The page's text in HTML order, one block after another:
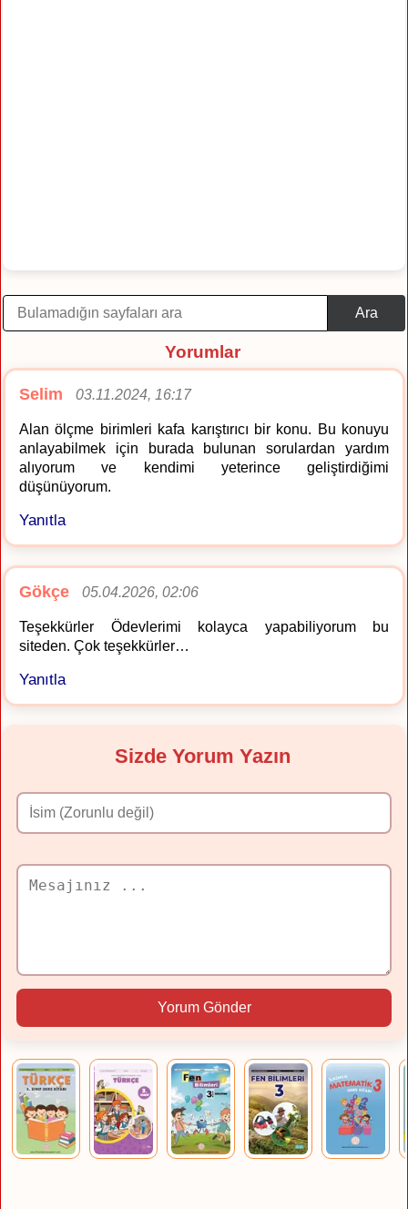
Ara
Yorumlar
Selim 03.11.2024, 16:17
Alan ölçme birimleri kafa karıştırıcı bir konu. Bu konuyu
anlayabilmek için burada bulunan sorulardan yardım
alıyorum ve kendimi yeterince geliştirdiğimi
düşünüyorum.
Yanıtla
Gökçe 05.04.2026, 02:06
Teşekkürler Ödevlerimi kolayca yapabiliyorum bu
siteden. Çok teşekkürler…
Yanıtla
Sizde Yorum Yazın
Yorum Gönder